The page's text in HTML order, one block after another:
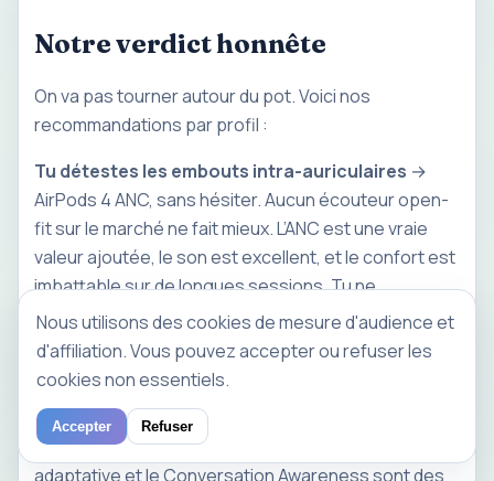
Notre verdict honnête
On va pas tourner autour du pot. Voici nos
recommandations par profil :
Tu détestes les embouts intra-auriculaires →
AirPods 4 ANC, sans hésiter. Aucun écouteur open-
fit sur le marché ne fait mieux. L’ANC est une vraie
valeur ajoutée, le son est excellent, et le confort est
imbattable sur de longues sessions. Tu ne
regretteras pas ton achat.
Tu veux la meilleure réduction de bruit Apple→
AirPods Pro 2. L’écart en ANC est trop important
pour être ignoré. Si c’est ta priorité, il n’y a pas
d’alternative dans la gamme Apple. La Transparence
adaptative et le Conversation Awareness sont des
Nous utilisons des cookies de mesure d'audience et
d'affiliation. Vous pouvez accepter ou refuser les
cookies non essentiels.
Accepter Refuser